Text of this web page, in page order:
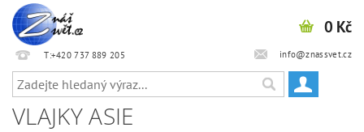
T:+420 737 889 205 info@znassvet.cz
0 Kč
VLAJKY ASIE